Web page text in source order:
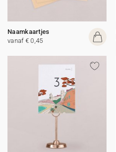
Naamkaartjes
vanaf € 0,45